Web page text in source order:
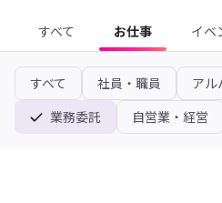
すべて お仕事 イベ
すべて 社員・職員
アル
業務委託
自営業・経営